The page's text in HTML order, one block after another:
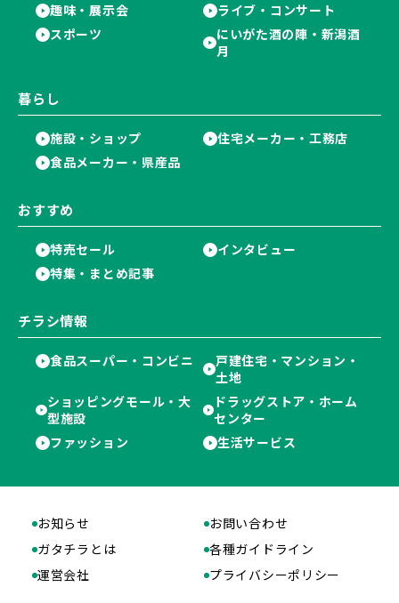
趣味・展示会
ライブ・コンサート
スポーツ
にいがた酒の陣・新潟酒
月
暮らし
施設・ショップ
住宅メーカー・工務店
食品メーカー・県産品
おすすめ
特売セール
インタビュー
特集・まとめ記事
チラシ情報
食品スーパー・コンビニ
戸建住宅・マンション・
土地
ショッピングモール・大
型施設
ドラッグストア・ホーム
センター
ファッション
生活サービス
お知らせ
お問い合わせ
ガタチラとは
各種ガイドライン
運営会社
プライバシーポリシー